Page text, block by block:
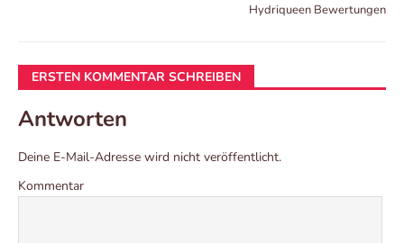
Hydriqueen Bewertungen
ERSTEN KOMMENTAR SCHREIBEN
Antworten
Deine E-Mail-Adresse wird nicht veröffentlicht.
Kommentar